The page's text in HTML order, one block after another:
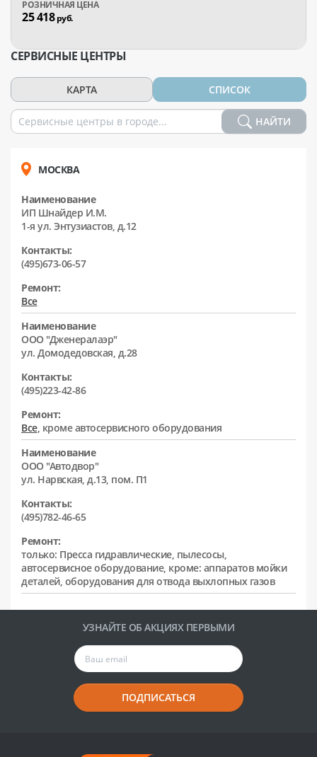
25 418руб.
СЕРВИСНЫЕ ЦЕНТРЫ
КАРТА СПИСОК
НАЙТИ
МОСКВА
Наименование
ИП Шнайдер И.М.
1-я ул. Энтузиастов, д.12
Контакты:
(495)673-06-57
Ремонт:
Все
Наименование
ООО "Дженералаэр"
ул. Домодедовская, д.28
Контакты:
(495)223-42-86
Ремонт:
Все, кроме автосервисного оборудования
Наименование
ООО "Автодвор"
ул. Нарвская, д.13, пом. П1
Контакты:
(495)782-46-65
Ремонт:
только: Пресса гидравлические, пылесосы,
автосервисное оборудование, кроме: аппаратов мойки
деталей, оборудования для отвода выхлопных газов
УЗНАЙТЕ ОБ АКЦИЯХ ПЕРВЫМИ
ПОДПИСАТЬСЯ